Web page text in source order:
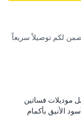
لكم توصيلاً سريعاً
موديلات فساتين
الأنيق بأكمام